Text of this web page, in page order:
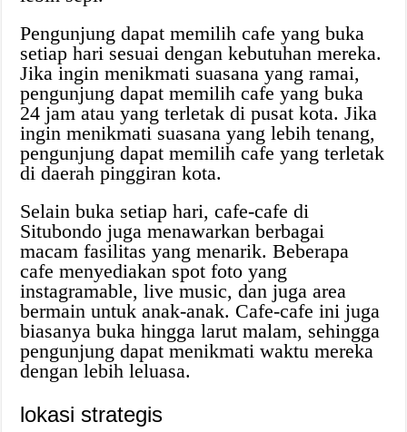
Pengunjung dapat memilih cafe yang buka
setiap hari sesuai dengan kebutuhan mereka.
Jika ingin menikmati suasana yang ramai,
pengunjung dapat memilih cafe yang buka
24 jam atau yang terletak di pusat kota. Jika
ingin menikmati suasana yang lebih tenang,
pengunjung dapat memilih cafe yang terletak
di daerah pinggiran kota.
Selain buka setiap hari, cafe-cafe di
Situbondo juga menawarkan berbagai
macam fasilitas yang menarik. Beberapa
cafe menyediakan spot foto yang
instagramable, live music, dan juga area
bermain untuk anak-anak. Cafe-cafe ini juga
biasanya buka hingga larut malam, sehingga
pengunjung dapat menikmati waktu mereka
dengan lebih leluasa.
lokasi strategis